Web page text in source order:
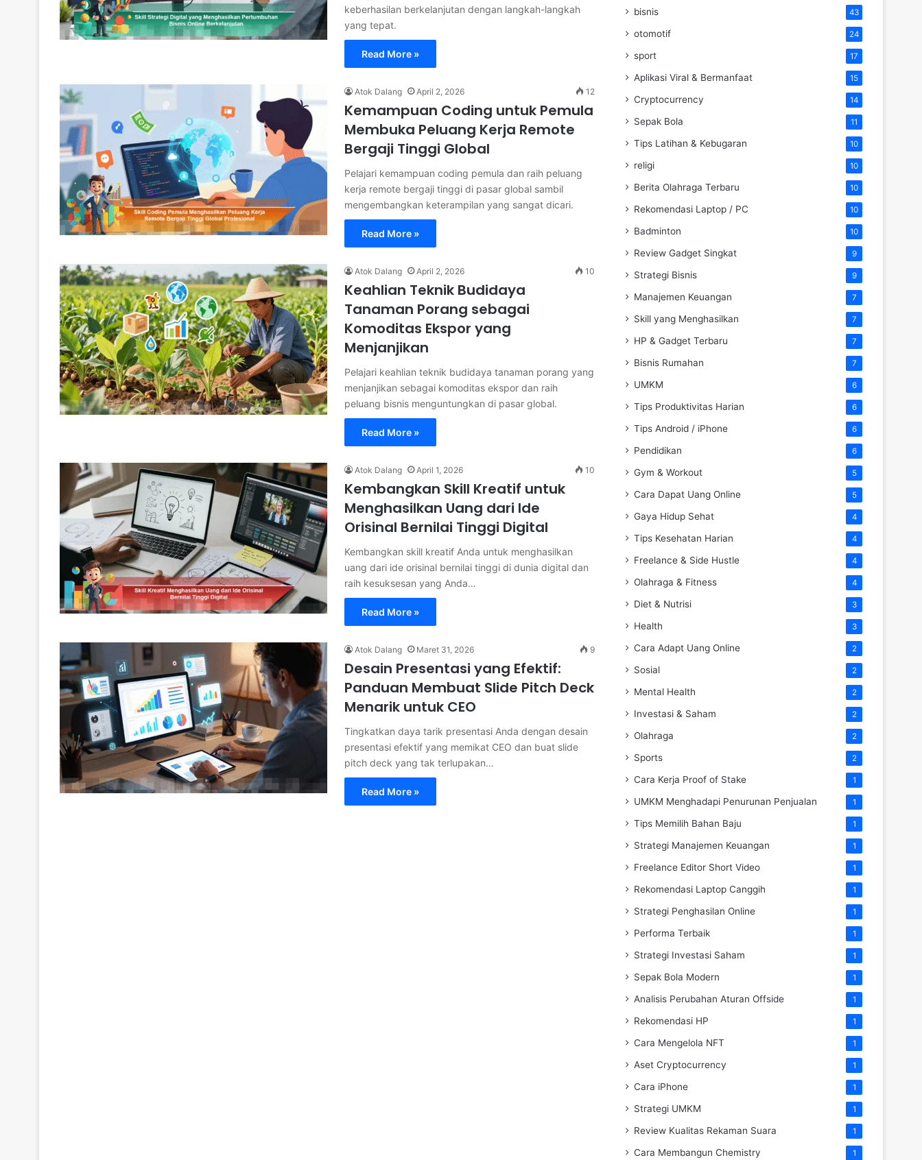
keberhasilan berkelanjutan dengan langkah-langkah
yang tepat.
Read More »
Atok Dalang April 2, 2026 12
Kemampuan Coding untuk Pemula
Membuka Peluang Kerja Remote
Bergaji Tinggi Global
Pelajari kemampuan coding pemula dan raih peluang
kerja remote bergaji tinggi di pasar global sambil
mengembangkan keterampilan yang sangat dicari.
Read More »
Atok Dalang April 2, 2026 10
Keahlian Teknik Budidaya
Tanaman Porang sebagai
Komoditas Ekspor yang
Menjanjikan
Pelajari keahlian teknik budidaya tanaman porang yang
menjanjikan sebagai komoditas ekspor dan raih
peluang bisnis menguntungkan di pasar global.
Read More »
Atok Dalang April 1, 2026 10
Kembangkan Skill Kreatif untuk
Menghasilkan Uang dari Ide
Orisinal Bernilai Tinggi Digital
Kembangkan skill kreatif Anda untuk menghasilkan
uang dari ide orisinal bernilai tinggi di dunia digital dan
raih kesuksesan yang Anda…
Read More »
Atok Dalang Maret 31, 2026 9
Desain Presentasi yang Efektif:
Panduan Membuat Slide Pitch Deck
Menarik untuk CEO
Tingkatkan daya tarik presentasi Anda dengan desain
presentasi efektif yang memikat CEO dan buat slide
pitch deck yang tak terlupakan…
Read More »
bisnis 43
otomotif 24
sport 17
Aplikasi Viral & Bermanfaat 15
Cryptocurrency 14
Sepak Bola 11
Tips Latihan & Kebugaran 10
religi 10
Berita Olahraga Terbaru 10
Rekomendasi Laptop / PC 10
Badminton 10
Review Gadget Singkat 9
Strategi Bisnis 9
Manajemen Keuangan 7
Skill yang Menghasilkan 7
HP & Gadget Terbaru 7
Bisnis Rumahan 7
UMKM 6
Tips Produktivitas Harian 6
Tips Android / iPhone 6
Pendidikan 6
Gym & Workout 5
Cara Dapat Uang Online 5
Gaya Hidup Sehat 4
Tips Kesehatan Harian 4
Freelance & Side Hustle 4
Olahraga & Fitness 4
Diet & Nutrisi 3
Health 3
Cara Adapt Uang Online 2
Sosial 2
Mental Health 2
Investasi & Saham 2
Olahraga 2
Sports 2
Cara Kerja Proof of Stake 1
UMKM Menghadapi Penurunan Penjualan 1
Tips Memilih Bahan Baju 1
Strategi Manajemen Keuangan 1
Freelance Editor Short Video 1
Rekomendasi Laptop Canggih 1
Strategi Penghasilan Online 1
Performa Terbaik 1
Strategi Investasi Saham 1
Sepak Bola Modern 1
Analisis Perubahan Aturan Offside 1
Rekomendasi HP 1
Cara Mengelola NFT 1
Aset Cryptocurrency 1
Cara iPhone 1
Strategi UMKM 1
Review Kualitas Rekaman Suara 1
Cara Membangun Chemistry 1